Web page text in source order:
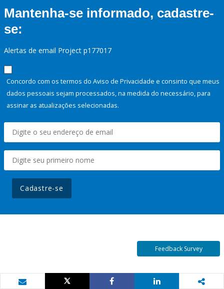
Mantenha-se informado, cadastre-
se:
Alertas de email Project p177017
Concordo com os termos do Aviso de Privacidade e consinto que meus
dados pessoais sejam processados, na medida do necessário, para
assinar as atualizações selecionadas.
Cadastre-se
Feedback Survey